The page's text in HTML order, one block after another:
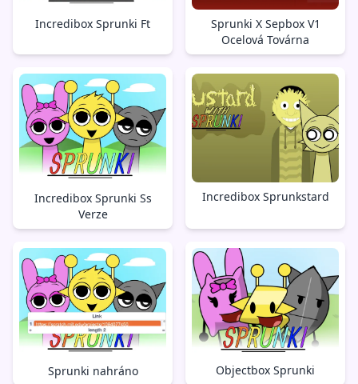
Incredibox Sprunki Ft
Sprunki X Sepbox V1
Ocelová Továrna
Incredibox Sprunki Ss
Verze
Incredibox Sprunkstard
Sprunki nahráno Objectbox Sprunki